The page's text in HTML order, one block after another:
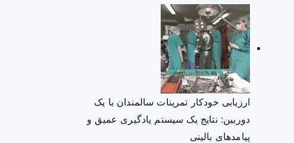
ارزیابی خودکار تمرینات سالمندان با یک
دوربین: نتایج یک سیستم یادگیری عمیق و
پیامدهای بالینی